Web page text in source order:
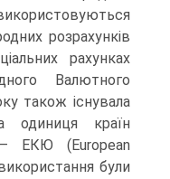
розрахунків
рахунках
Валютного
також існувала
одиниця країн
ЕКЮ (European
були